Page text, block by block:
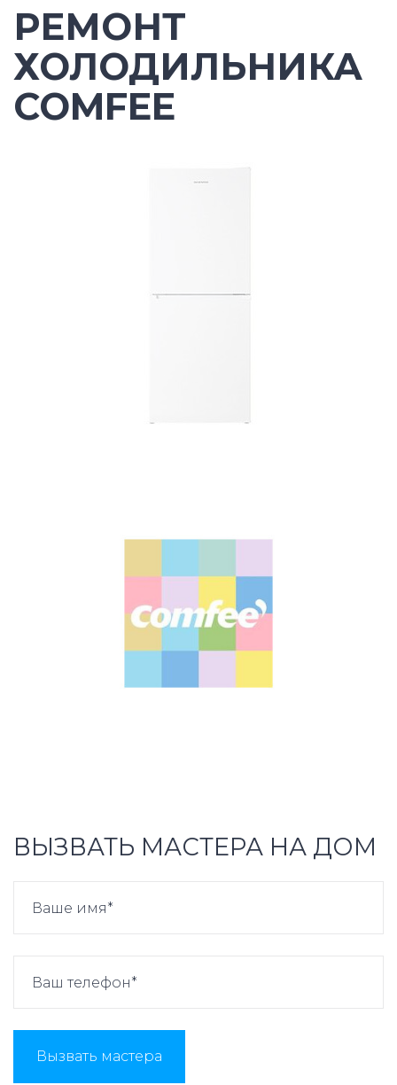
РЕМОНТ
ХОЛОДИЛЬНИКА
COMFEE
ВЫЗВАТЬ МАСТЕРА НА ДОМ
Вызвать мастера